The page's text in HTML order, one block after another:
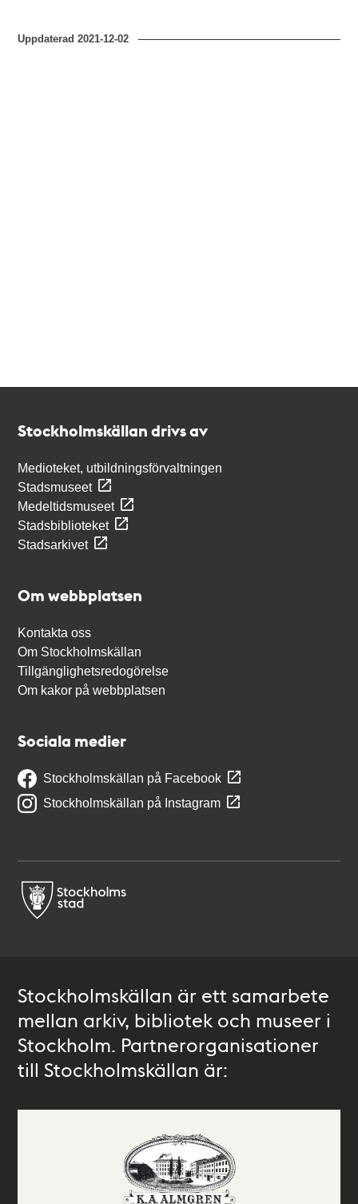
Uppdaterad2021-12-02
Stockholmskällan drivs av
Medioteket, utbildningsförvaltningen
Stadsmuseet
Medeltidsmuseet
Stadsbiblioteket
Stadsarkivet
Om webbplatsen
Kontakta oss
Om Stockholmskällan
Tillgänglighetsredogörelse
Om kakor på webbplatsen
Sociala medier
Stockholmskällan på Facebook
Stockholmskällan på Instagram
Stockholmskällan är ett samarbete
mellan arkiv, bibliotek och museer i
Stockholm. Partnerorganisationer
till Stockholmskällan är: